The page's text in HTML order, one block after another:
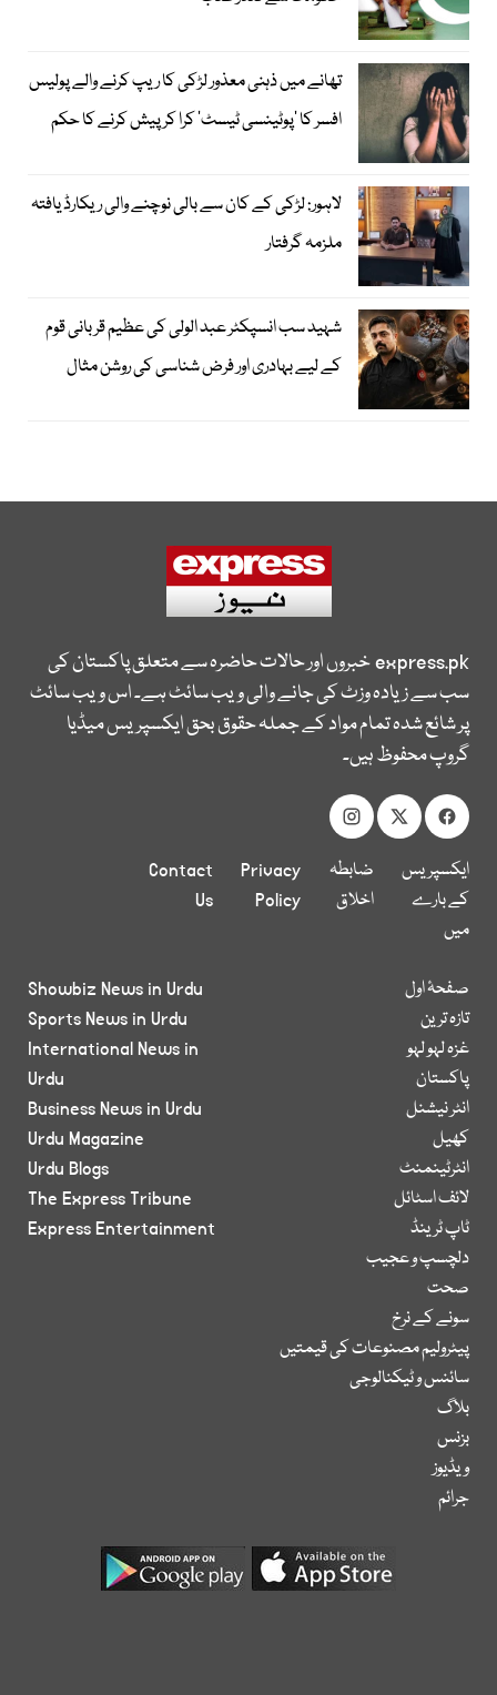
تھانے میں ذہنی معذور لڑکی کا ریپ کرنے والے پولیس
افسر کا ’پوٹینسی ٹیسٹ‘ کرا کر پیش کرنے کا حکم
لاہور: لڑکی کے کان سے بالی نوچنے والی ریکارڈ یافتہ
ملزمہ گرفتار
شہید سب انسپکٹر عبد الولی کی عظیم قربانی قوم
کے لیے بہادری اور فرض شناسی کی روشن مثال
express.pkخبروں اور حالات حاضرہ سے متعلق پاکستان کی
سب سے زیادہ وزٹ کی جانے والی ویب سائٹ ہے۔ اس ویب سائٹ
پر شائع شدہ تمام مواد کے جملہ حقوق بحق ایکسپریس میڈیا
گروپ محفوظ ہیں۔
ایکسپریس
کے بارے
میں
ضابطہ
اخلاق
Privacy
Policy
Contact
Us
صفحۂ اول
تازہ ترین
غزہ لہو لہو
پاکستان
انٹر نیشنل
کھیل
انٹرٹینمنٹ
لائف اسٹائل
ٹاپ ٹرینڈ
دلچسپ و عجیب
صحت
سونے کے نرخ
پیٹرولیم مصنوعات کی قیمتیں
سائنس و ٹیکنالوجی
بلاگ
بزنس
ویڈیوز
جرائم
Showbiz News in Urdu
Sports News in Urdu
International News in
Urdu
Business News in Urdu
Urdu Magazine
Urdu Blogs
The Express Tribune
Express Entertainment